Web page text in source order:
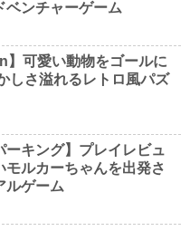
ベンチャーゲーム
】可愛い動物をゴールに
しさ溢れるレトロ風パズ
ーキング】プレイレビュ
モルカーちゃんを出発さ
ルゲーム